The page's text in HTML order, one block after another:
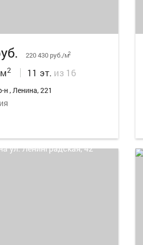
220 430 руб./м2
м2 11 эт. из 16
, Ленина, 221